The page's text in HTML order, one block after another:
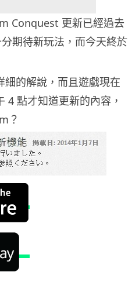
Conquest 更新已經過去
期待新玩法，而今天終於
細的解說，而且遊戲現在
4 點才知道更新的內容，
？